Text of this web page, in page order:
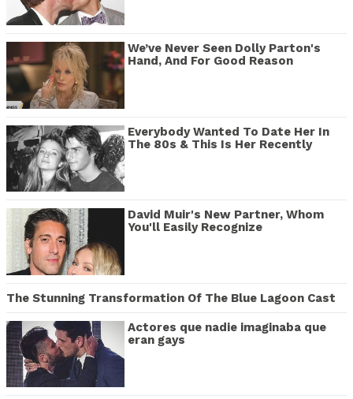
We’ve Never Seen Dolly Parton's
Hand, And For Good Reason
Everybody Wanted To Date Her In
The 80s & This Is Her Recently
David Muir's New Partner, Whom
You'll Easily Recognize
The Stunning Transformation Of The Blue Lagoon Cast
Actores que nadie imaginaba que
eran gays